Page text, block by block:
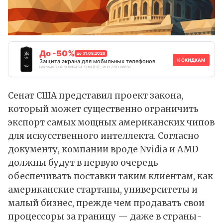
До -50% до 31.08.2026
Защита экрана для мобильных телефонов
Реклама. ООО "АЛИБАБА.КОМ (РУ)", ИНН 7703380158
К СКИДКАМ
Сенат США представил проект закона,
который может существенно ограничить
экспорт самых мощных американских чипов
для искусственного интеллекта. Согласно
документу, компании вроде NvidiaиAMD
должны будут в первую очередь
обеспечивать поставки таким клиентам, как
американские стартапы, университеты и
малый бизнес, прежде чем продавать свои
процессоры за границу — даже в страны-